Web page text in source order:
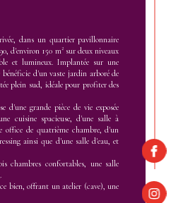
dans un quartier pavillonnaire
d'environ 150 m² sur deux niveaux
et lumineux. Implantée sur une
bénéficie d'un vaste jardin arboré de
plein sud, idéale pour profiter des
d'une grande pièce de vie exposée
cuisine spacieuse, d'une salle à
office de quatrième chambre, d'un
ainsi que d'une salle d'eau, et
chambres confortables, une salle
bien, offrant un atelier (cave), une